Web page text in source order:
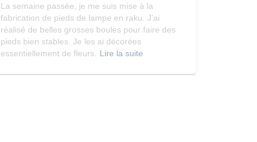
La semaine passée, je me suis mise à la
fabrication de pieds de lampe en raku. J’ai
réalisé de belles grosses boules pour faire des
pieds bien stables. Je les ai décorées
essentiellement de fleurs.
Lire la suite